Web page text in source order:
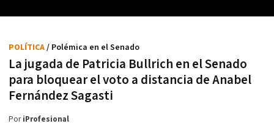
La jugada de Patricia Bullrich en el Senado
para bloquear el voto a distancia de Anabel
Fernández Sagasti
POLÍTICA/ Polémica en el Senado
PoriProfesional